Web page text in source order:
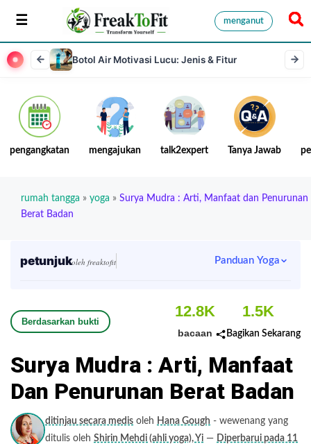
menganut
Botol Air Motivasi Lucu: Jenis & Fitur
pengangkatan mengajukan talk2expert Tanya Jawab
rumah tangga » yoga » Surya Mudra : Arti, Manfaat dan Penurunan
Berat Badan
petunjukoleh freaktofit Panduan Yoga
Berdasarkan bukti
12.8K
bacaan
1.5K
Bagikan Sekarang
Surya Mudra : Arti, Manfaat
Dan Penurunan Berat Badan
ditinjau secara medis oleh Hana Gough - wewenang yang
ditulis oleh Shirin Mehdi (ahli yoga), Yi — Diperbarui pada 11